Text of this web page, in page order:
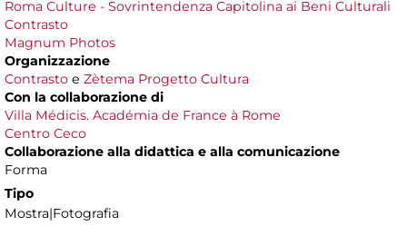
Roma Culture - Sovrintendenza Capitolina ai Beni Culturali
Contrasto
Magnum Photos
Organizzazione
Contrasto e Zètema Progetto Cultura
Con la collaborazione di
Villa Médicis. Académia de France à Rome
Centro Ceco
Collaborazione alla didattica e alla comunicazione
Forma
Tipo
Mostra|Fotografia